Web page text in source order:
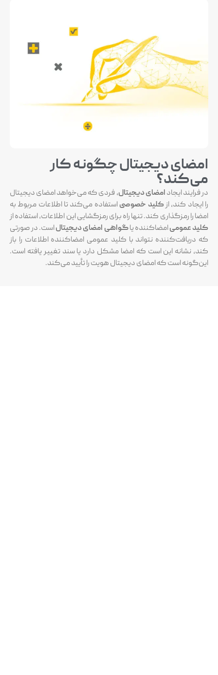
دیجیتال چگونه کار
ایجادامضای دیجیتال، فردی که می‌خواهد امضای دیجیتال
ازکلید خصوصیاستفاده می‌کند تا اطلاعات مربوط به
کند. تنها راه برای رمزگشایی این اطلاعات، استفاده از
امضاکننده یاگواهی امضای دیجیتالاست. در صورتی
نتواند با کلید عمومی امضاکننده اطلاعات را باز
این است که امضا مشکل دارد یا سند تغییر یافته است.
است که امضای دیجیتال هویت را تأیید می‌کند.